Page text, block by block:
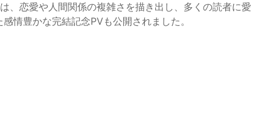
、恋愛や人間関係の複雑さを描き出し、多くの読者に愛
情豊かな完結記念PVも公開されました。